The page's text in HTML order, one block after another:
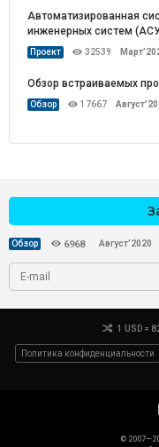
Автоматизированная
инженерных систем
Проект 32539
Обзор встраиваемых
Обзор 17667
Обзор 6968 Август’2020
1 USD =
Политика конфиденциальности
©